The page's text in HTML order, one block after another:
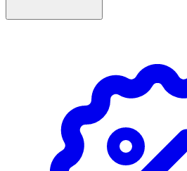
Dicaprylyl Carbonate,
Acryloyldimethyl Taurate
Oil, Hydrogenated Coco-
Panthenol, Phenoxyethanol,
Polysorbate 60,